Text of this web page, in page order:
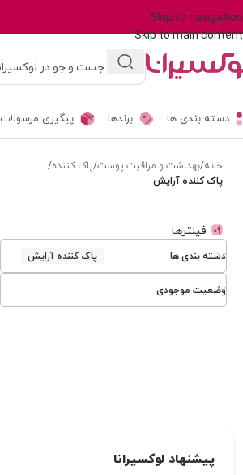
Skip to navigation
Skip to main content
دسته بندی ها برندها پیگیری مرسولات
خانه/بهداشت و مراقبت پوست/پاک کننده/
پاک کننده آرایش
فیلترها
دسته بندی ها پاک کننده آرایش
وضعیت موجودی
پیشنهاد لوکسیرانا